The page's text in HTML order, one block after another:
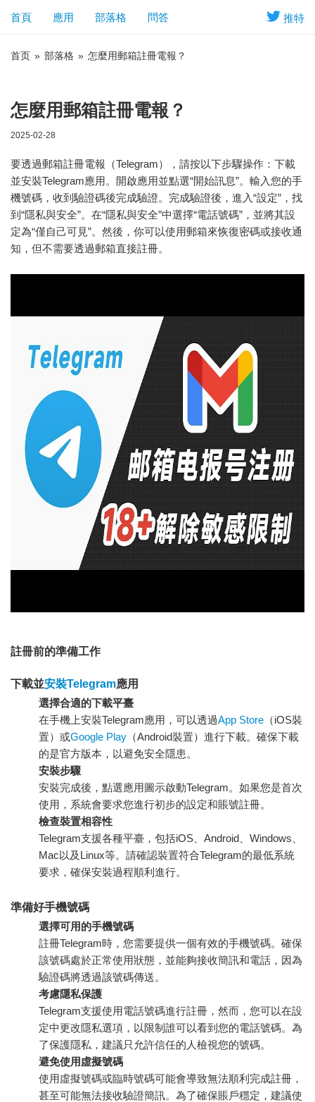
推特
首頁 應用 部落格 問答
首页 » 部落格 » 怎麼用郵箱註冊電報？
怎麼用郵箱註冊電報？
2025-02-28
要透過郵箱註冊電報（Telegram），請按以下步驟操作：下載
並安裝Telegram應用。開啟應用並點選“開始訊息”。輸入您的手
機號碼，收到驗證碼後完成驗證。完成驗證後，進入“設定”，找
到“隱私與安全”。在“隱私與安全”中選擇“電話號碼”，並將其設
定為“僅自己可見”。然後，你可以使用郵箱來恢復密碼或接收通
知，但不需要透過郵箱直接註冊。
註冊前的準備工作
下載並安裝Telegram應用
選擇合適的下載平臺
在手機上安裝Telegram應用，可以透過App Store （iOS裝
置）或Google Play （Android裝置）進行下載。確保下載
的是官方版本，以避免安全隱患。
安裝步驟
安裝完成後，點選應用圖示啟動Telegram。如果您是首次
使用，系統會要求您進行初步的設定和賬號註冊。
檢查裝置相容性
Telegram支援各種平臺，包括iOS、Android、Windows、
Mac以及Linux等。請確認裝置符合Telegram的最低系統
要求，確保安裝過程順利進行。
準備好手機號碼
選擇可用的手機號碼
註冊Telegram時，您需要提供一個有效的手機號碼。確保
該號碼處於正常使用狀態，並能夠接收簡訊和電話，因為
驗證碼將透過該號碼傳送。
考慮隱私保護
Telegram支援使用電話號碼進行註冊，然而，您可以在設
定中更改隱私選項，以限制誰可以看到您的電話號碼。為
了保護隱私，建議只允許信任的人檢視您的號碼。
避免使用虛擬號碼
使用虛擬號碼或臨時號碼可能會導致無法順利完成註冊，
甚至可能無法接收驗證簡訊。為了確保賬戶穩定，建議使